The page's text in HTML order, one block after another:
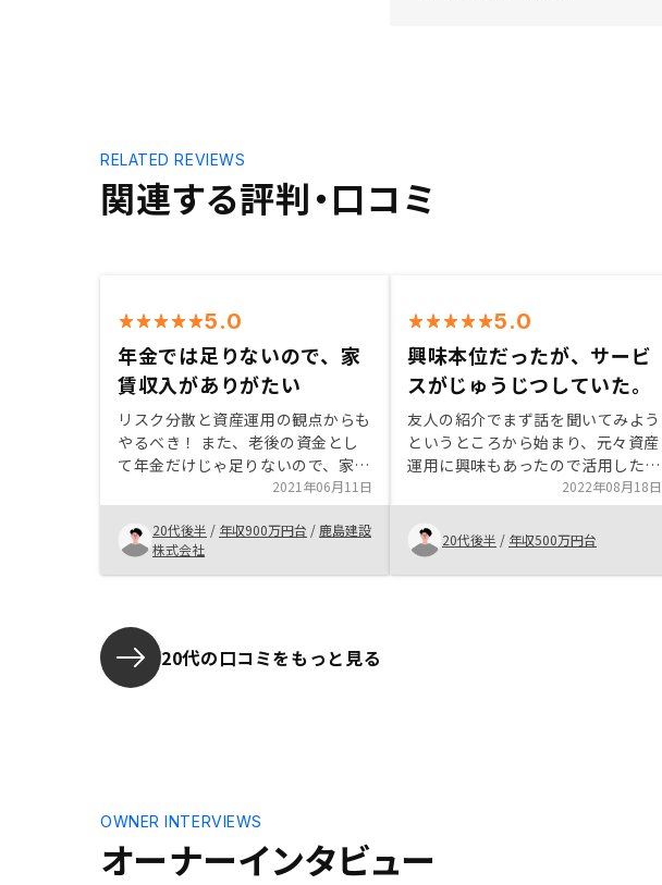
関連する評判・口コミ
RELATED REVIEWS
5.0
年金では足りないので、家
賃収入がありがたい
リスク分散と資産運用の観点からも
やるべき！ また、老後の資金とし
て年金だけじゃ足りないので、家賃
収入があるのはありがたい。2021年06月11日
20代後半 / 年収900万円台 / 鹿島建設
株式会社
5.0
興味本位だったが、サービ
スがじゅうじつしていた。
友人の紹介でまず話を聞いてみよう
というところから始まり、元々資産
運用に興味もあったので活用した。
自分の中で不動産投資ってというと
ころもあったものの担当者の方に不
安も解消いただけて充実したサービ
スと提案を受けて、契約をした。
2022年08月18日
20代後半 / 年収500万円台
20代の口コミをもっと見る
オーナーインタビュー
OWNER INTERVIEWS